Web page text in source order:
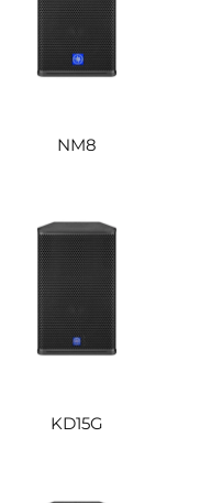
NM8
KD15G